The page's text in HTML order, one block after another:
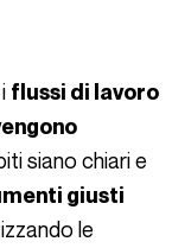
flussi di lavoro
siano chiari e
giusti
le